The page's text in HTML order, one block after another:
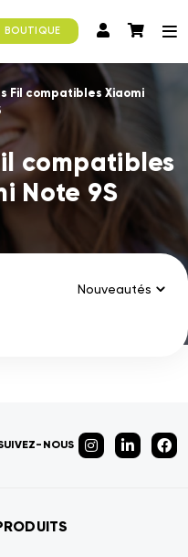
BOUTIQUE
Fil compatibles Xiaomi
compatibles
Note 9S
NOUS